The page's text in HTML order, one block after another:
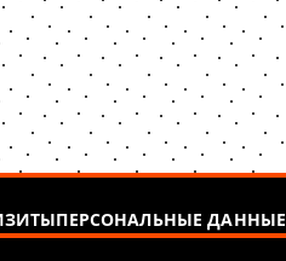
ПЕРСОНАЛЬНЫЕ ДАННЫЕ